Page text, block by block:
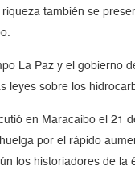
también se
La Paz y el gobierno
leyes sobre los
en Maracaibo el 21
por el rápido
los historiadores de